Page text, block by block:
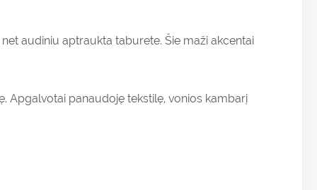
audiniu aptraukta taburete. Šie maži akcentai
Apgalvotai panaudoję tekstilę, vonios kambarį